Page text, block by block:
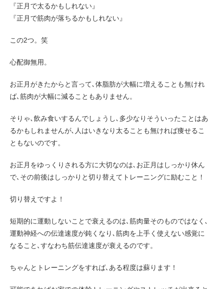
『正月で太るかもしれない』
『正月で筋肉が落ちるかもしれない』
この2つ。笑
心配御無用。
お正月がきたからと言って､体脂肪が大幅に増えることも無けれ
ば､筋肉が大幅に減ることもありません。
そりゃ､飲み食いするんでしょうし､多少なりそういったことはあ
るかもしれませんが､人はいきなり太ることも無ければ痩せるこ
ともないのです。
お正月をゆっくりされる方に大切なのは､お正月はしっかり休ん
で､その前後はしっかりと切り替えてトレーニングに励むこと！
切り替えですよ！
短期的に運動しないことで衰えるのは､筋肉量そのものではなく､
運動神経への伝達速度が鈍くなり､筋肉を上手く使えない感覚に
なること､すなわち筋伝達速度が衰えるのです。
ちゃんとトレーニングをすれば､ある程度は蘇ります！